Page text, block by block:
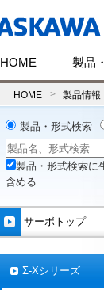
HOME 製品
HOME 製品情報
製品・形式検索
製品・形式検索に
含める
サーボトップ
Σ-Xシリーズ